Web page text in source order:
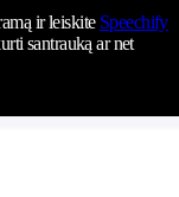
ir leiskite Speechify
santrauką ar net